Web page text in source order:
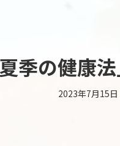
季の健康
2023年7月15日